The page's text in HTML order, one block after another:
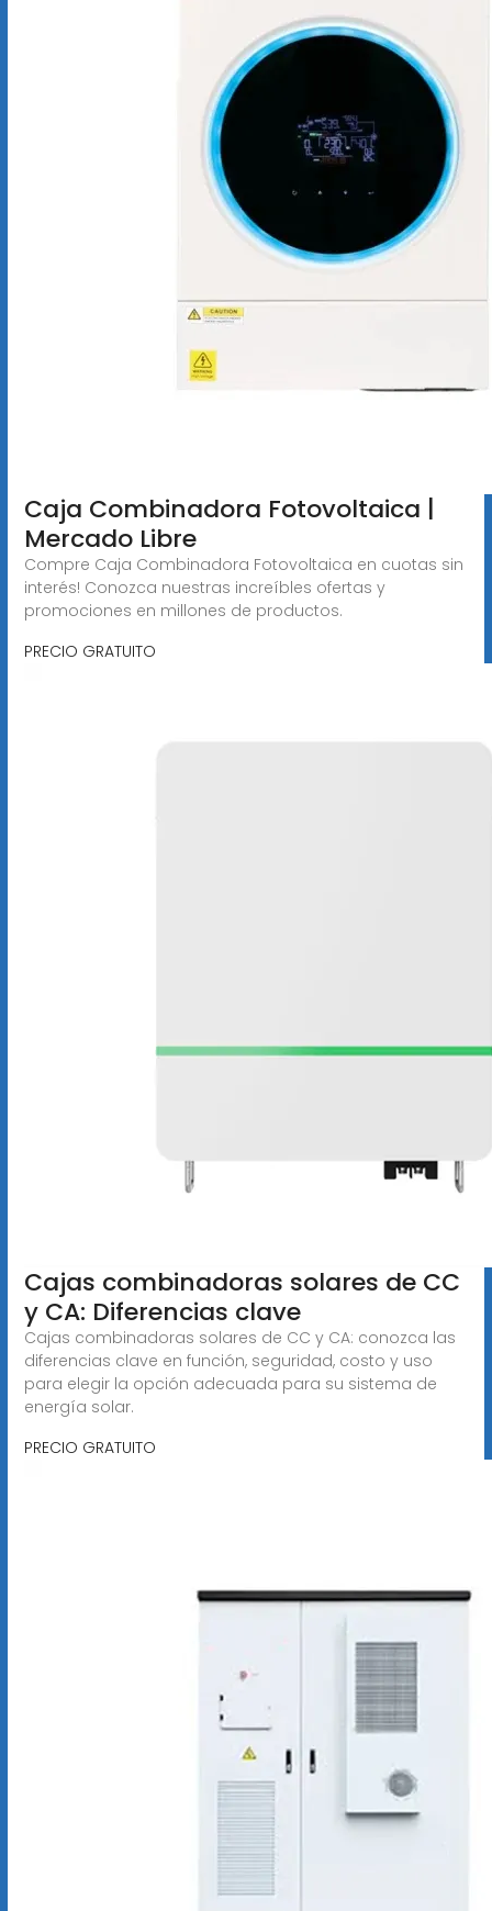
Caja Combinadora Fotovoltaica |
Mercado Libre
Compre Caja Combinadora Fotovoltaica en cuotas sin
interés! Conozca nuestras increíbles ofertas y
promociones en millones de productos.
PRECIO GRATUITO
Cajas combinadoras solares de CC
y CA: Diferencias clave
Cajas combinadoras solares de CC y CA: conozca las
diferencias clave en función, seguridad, costo y uso
para elegir la opción adecuada para su sistema de
energía solar.
PRECIO GRATUITO